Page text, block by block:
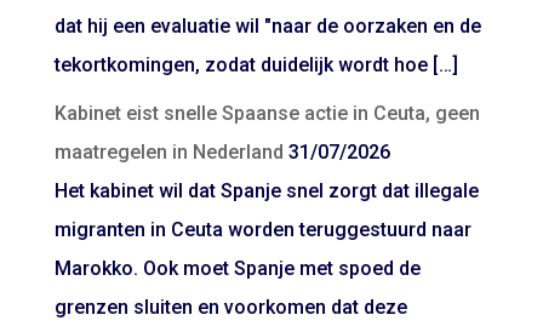
dat hij een evaluatie wil "naar de oorzaken en de
tekortkomingen, zodat duidelijk wordt hoe […]
Kabinet eist snelle Spaanse actie in Ceuta, geen
maatregelen in Nederland 31/07/2026
Het kabinet wil dat Spanje snel zorgt dat illegale
migranten in Ceuta worden teruggestuurd naar
Marokko. Ook moet Spanje met spoed de
grenzen sluiten en voorkomen dat deze